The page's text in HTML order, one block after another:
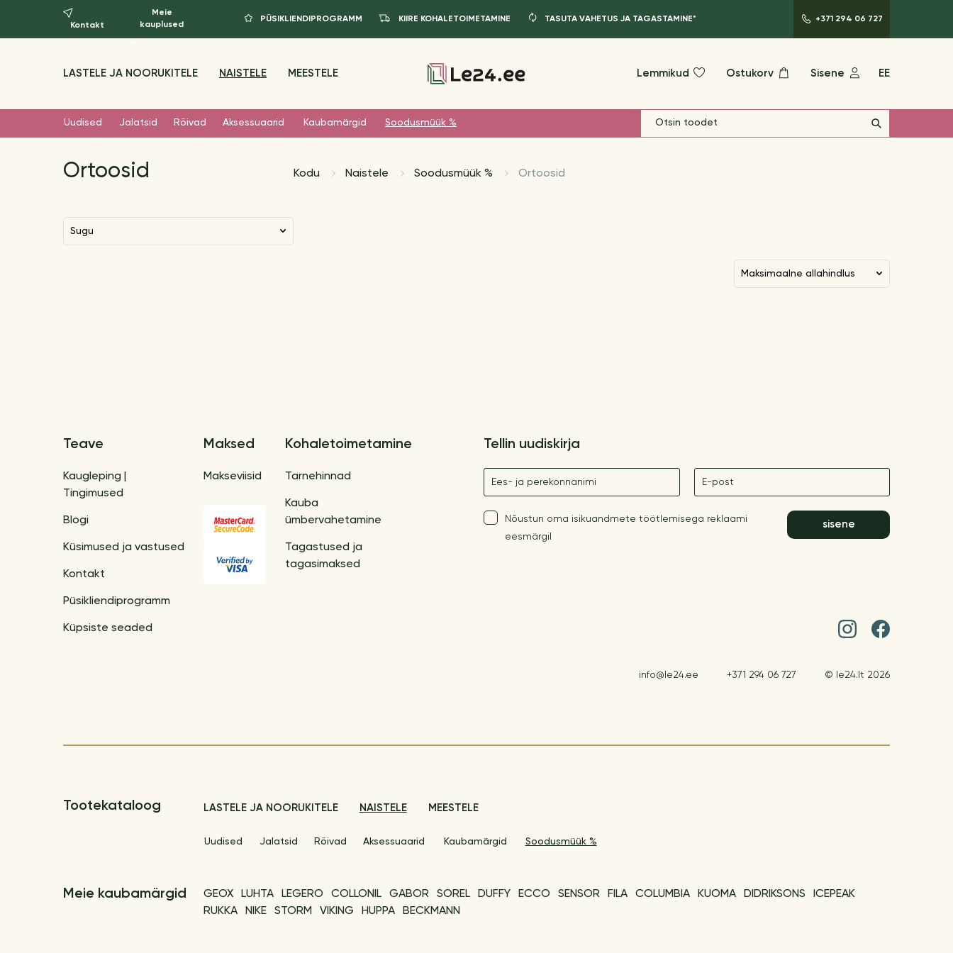
Kontakt
Meie
kauplused
PÜSIKLIENDIPROGRAMM KIIRE KOHALETOIMETAMINE TASUTA VAHETUS JA TAGASTAMINE* +371 294 06 727
LASTELE JA NOORUKITELE NAISTELE MEESTELE Lemmikud Ostukorv Sisene EE
Uudised Jalatsid Rõivad Aksessuaarid Kaubamärgid Soodusmüük %
Ortoosid Kodu Naistele Soodusmüük % Ortoosid
Sugu
maksimaalne allahindlus
Teave
Kaugleping |
Tingimused
Blogi
Küsimused ja vastused
Kontakt
Püsikliendiprogramm
Küpsiste seaded
Maksed
Makseviisid
Kohaletoimetamine
Tarnehinnad
Kauba
ümbervahetamine
Tagastused ja
tagasimaksed
Tellin uudiskirja
Nimetus E-post
Nõustun oma isikuandmete töötlemisega reklaami
eesmärgil
sisene
info@le24.ee +371 294 06 727 © le24.lt 2026
Tootekataloog LASTELE JA NOORUKITELE NAISTELE MEESTELE
Uudised Jalatsid Rõivad Aksessuaarid Kaubamärgid Soodusmüük %
Meie kaubamärgid GEOX LUHTA LEGERO COLLONIL GABOR SOREL DUFFY ECCO SENSOR FILA COLUMBIA KUOMA DIDRIKSONS
ICEPEAK
RUKKA
NIKE STORM VIKING HUPPA BECKMANN